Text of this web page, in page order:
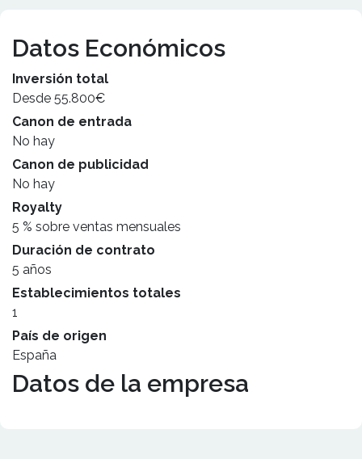
Datos Económicos
Inversión total
Desde 55.800€
Canon de entrada
No hay
Canon de publicidad
No hay
Royalty
5 % sobre ventas mensuales
Duración de contrato
5 años
Establecimientos totales
1
País de origen
España
Datos de la empresa